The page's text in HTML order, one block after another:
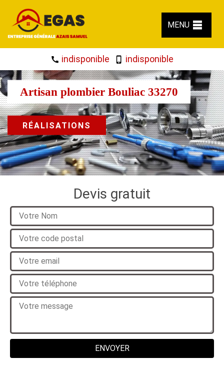
MENU
indisponible indisponible
Artisan plombier Bouliac 33270
RÉALISATIONS
Devis gratuit